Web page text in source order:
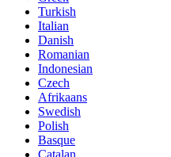
Turkish
Italian
Danish
Romanian
Indonesian
Czech
Afrikaans
Swedish
Polish
Basque
Catalan